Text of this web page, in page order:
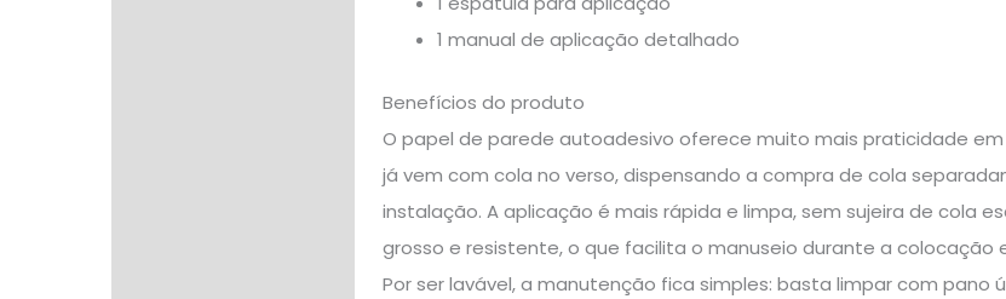
1 manual de aplicação detalhado
Benefícios do produto
O papel de parede autoadesivo oferece muito mais praticidade
já vem com cola no verso, dispensando a compra de cola
instalação. A aplicação é mais rápida e limpa, sem sujeira de cola
grosso e resistente, o que facilita o manuseio durante a colocação
Por ser lavável, a manutenção fica simples: basta limpar com